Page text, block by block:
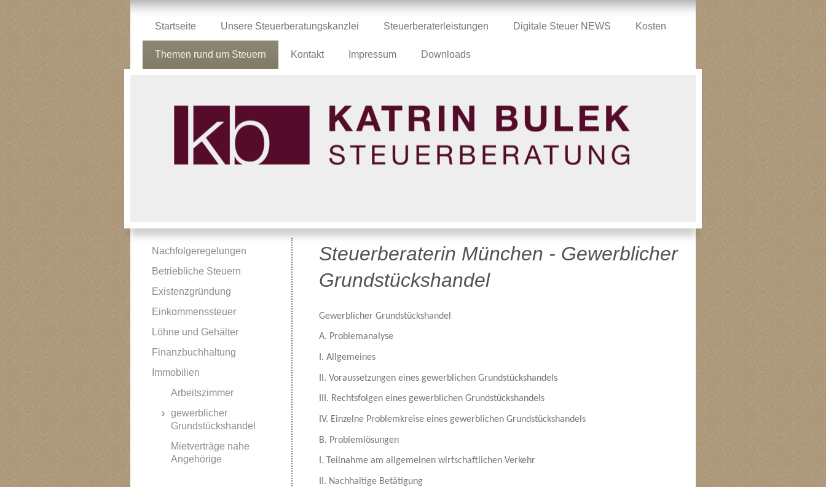
Startseite Unsere Steuerberatungskanzlei Steuerberaterleistungen Digitale Steuer NEWS Kosten
Themen rund um Steuern Kontakt Impressum Downloads
Steuerberaterin München - Gewerblicher
Grundstückshandel
Gewerblicher Grundstückshandel
A. Problemanalyse
I. Allgemeines
II. Voraussetzungen eines gewerblichen Grundstückshandels
III. Rechtsfolgen eines gewerblichen Grundstückshandels
IV. Einzelne Problemkreise eines gewerblichen Grundstückshandels
B. Problemlösungen
I. Teilnahme am allgemeinen wirtschaftlichen Verkehr
II. Nachhaltige Betätigung
Nachfolgeregelungen
Betriebliche Steuern
Existenzgründung
Einkommenssteuer
Löhne und Gehälter
Finanzbuchhaltung
Immobilien
Arbeitszimmer
gewerblicher
Grundstückshandel
Mietverträge nahe
Angehörige